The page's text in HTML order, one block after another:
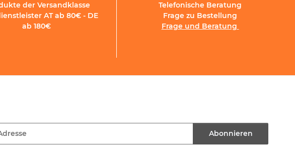
der Versandklasse
AT ab 80€ - DE
ab 180€
Telefonische Beratung
Frage zu Bestellung
Frage und Beratung
Abonnieren